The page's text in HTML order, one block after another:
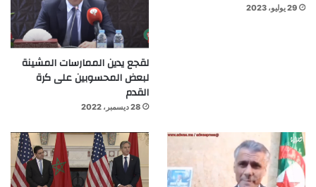
29 يوليو، 2023
لقجع يدين الممارسات المشينة
لبعض المحسوبين على كرة
القدم
28 ديسمبر، 2022